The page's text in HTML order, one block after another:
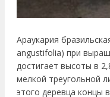
Араукария
angustifolia) при
достигает высоты в
мелкой треугольной
этого деревца концы